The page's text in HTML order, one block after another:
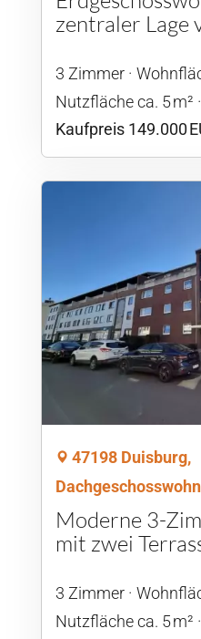
zentraler Lage
3 Zimmer
Nutzfläche ca. 5 m²
Kaufpreis 149.000
47198 Duisburg,
Moderne 3-
mit zwei
3 Zimmer
Nutzfläche ca. 5 m²